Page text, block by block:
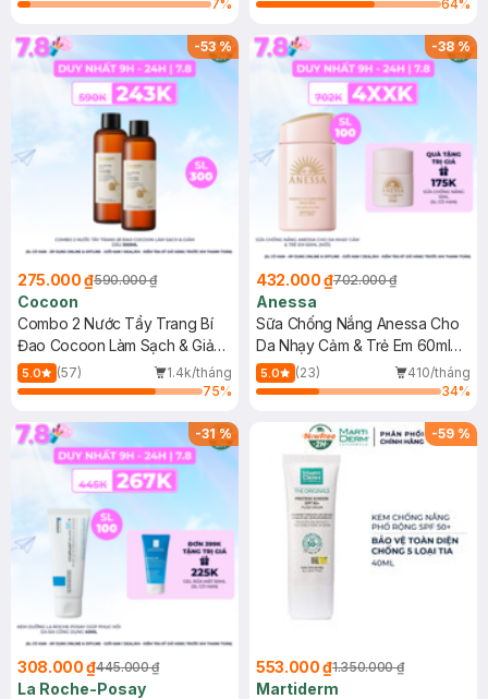
7%
64%
-53%
275.000 ₫590.000 ₫
Cocoon
Combo 2 Nước Tẩy Trang Bí
Đao Cocoon Làm Sạch & Giảm
Dầu 500ml
5.0 (57)
1.4k/tháng
75%
-38%
432.000 ₫702.000 ₫
Anessa
Sữa Chống Nắng Anessa Cho
Da Nhạy Cảm & Trẻ Em 60ml
(Mới)
5.0 (23)
410/tháng
34%
-31%
308.000 ₫445.000 ₫
La Roche-Posay
-59 %
553.000 ₫1.350.000 ₫
Martiderm